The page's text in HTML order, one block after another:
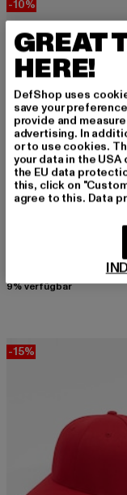
-10%
Derzeitiger Preis:
29,99 EUR
9% verfügbar
-15%
GREAT
HERE!
DefShop uses
save your
provide and
advertising. In
or to use cookies.
your data in the
the EU data
this, click on
agree to this. Data